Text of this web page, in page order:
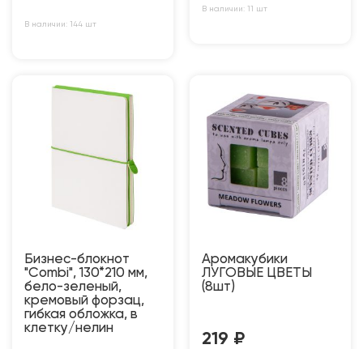
В наличии: 144 шт
В наличии: 11 шт
Бизнес-блокнот
"Combi", 130*210 мм,
бело-зеленый,
кремовый форзац,
гибкая обложка, в
клетку/нелин
Аромакубики
ЛУГОВЫЕ ЦВЕТЫ
(8шт)
219 ₽